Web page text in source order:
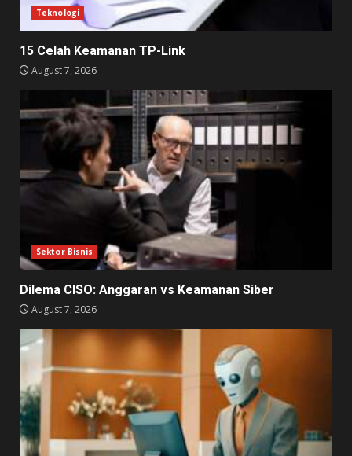
Teknologi
15 Celah Keamanan TP-Link
August 7, 2026
Sektor Bisnis
Dilema CISO: Anggaran vs Keamanan Siber
August 7, 2026